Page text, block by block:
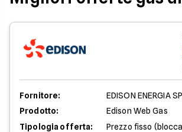
Fornitore:
EDISON ENERGIA
Prodotto:
Edison Web Gas
Tipologia offerta:
Prezzo fisso